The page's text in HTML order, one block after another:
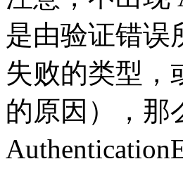
是由验证错误
失败的类型，
的原因），那